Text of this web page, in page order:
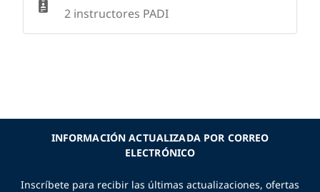
2 instructores PADI
INFORMACIÓN ACTUALIZADA POR CORREO
ELECTRÓNICO
Inscríbete para recibir las últimas actualizaciones, ofertas